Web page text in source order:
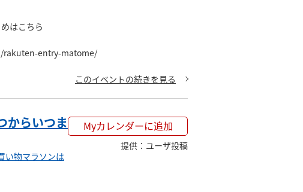
はこちら
entry-matome/
このイベントの続きを見る
からいつま
い物マラソンは
Myカレンダーに追加
提供 ： ユーザ投稿